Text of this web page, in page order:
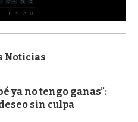
Noticias
ya no tengo ganas”:
sin culpa